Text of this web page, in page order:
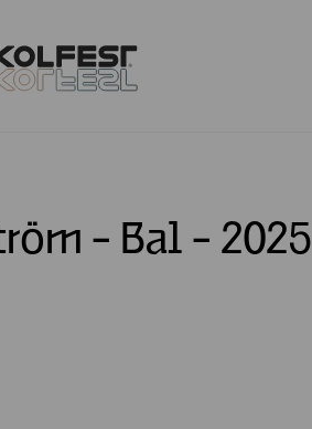
- Bal - 2025